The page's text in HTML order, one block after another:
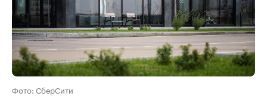
Фото: СберСити